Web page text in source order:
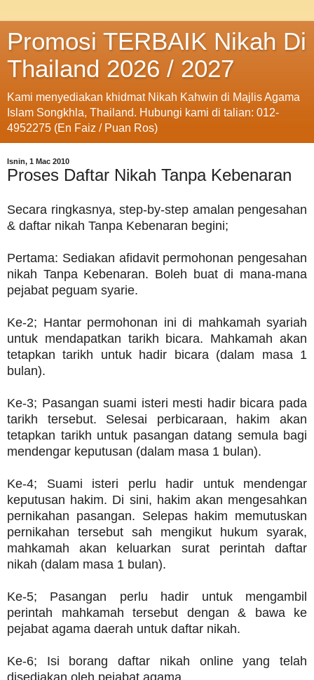
Promosi TERBAIK Nikah Di
Thailand 2026 / 2027
Kami menyediakan khidmat Nikah Kahwin di Majlis Agama
Islam Songkhla, Thailand. Hubungi kami di talian: 012-
4952275 (En Faiz / Puan Ros)
Isnin, 1 Mac 2010
Proses Daftar Nikah Tanpa Kebenaran
Secara ringkasnya, step-by-step amalan pengesahan
& daftar nikah Tanpa Kebenaran begini;
Pertama: Sediakan afidavit permohonan pengesahan
nikah Tanpa Kebenaran. Boleh buat di mana-mana
pejabat peguam syarie.
Ke-2; Hantar permohonan ini di mahkamah syariah
untuk mendapatkan tarikh bicara. Mahkamah akan
tetapkan tarikh untuk hadir bicara (dalam masa 1
bulan).
Ke-3; Pasangan suami isteri mesti hadir bicara pada
tarikh tersebut. Selesai perbicaraan, hakim akan
tetapkan tarikh untuk pasangan datang semula bagi
mendengar keputusan (dalam masa 1 bulan).
Ke-4; Suami isteri perlu hadir untuk mendengar
keputusan hakim. Di sini, hakim akan mengesahkan
pernikahan pasangan. Selepas hakim memutuskan
pernikahan tersebut sah mengikut hukum syarak,
mahkamah akan keluarkan surat perintah daftar
nikah (dalam masa 1 bulan).
Ke-5; Pasangan perlu hadir untuk mengambil
perintah mahkamah tersebut dengan & bawa ke
pejabat agama daerah untuk daftar nikah.
Ke-6; Isi borang daftar nikah online yang telah
disediakan oleh pejabat agama.